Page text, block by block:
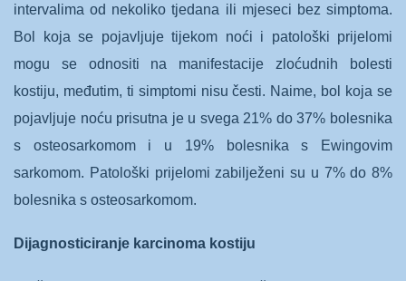
intervalima od nekoliko tjedana ili mjeseci bez simptoma.
Bol koja se pojavljuje tijekom noći i patološki prijelomi
mogu se odnositi na manifestacije zloćudnih bolesti
kostiju, međutim, ti simptomi nisu česti. Naime, bol koja se
pojavljuje noću prisutna je u svega 21% do 37% bolesnika
s osteosarkomom i u 19% bolesnika s Ewingovim
sarkomom. Patološki prijelomi zabilježeni su u 7% do 8%
bolesnika s osteosarkomom.
Dijagnosticiranje karcinoma kostiju